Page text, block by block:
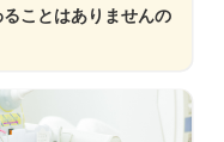
ことはありませんの